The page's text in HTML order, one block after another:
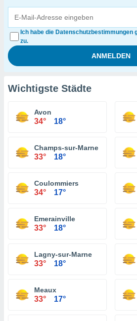
Ich habe die Datenschutzbestimmungen
zu.
Wichtigste Städte
Avon
34° 18°
Champs-sur-Marne
33° 18°
Coulommiers
34° 17°
Emerainville
33° 18°
Lagny-sur-Marne
33° 18°
Meaux
33° 17°